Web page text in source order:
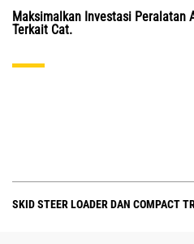
Maksimalkan Investasi Peralatan
Terkait Cat.
SKID STEER LOADER DAN COMPACT